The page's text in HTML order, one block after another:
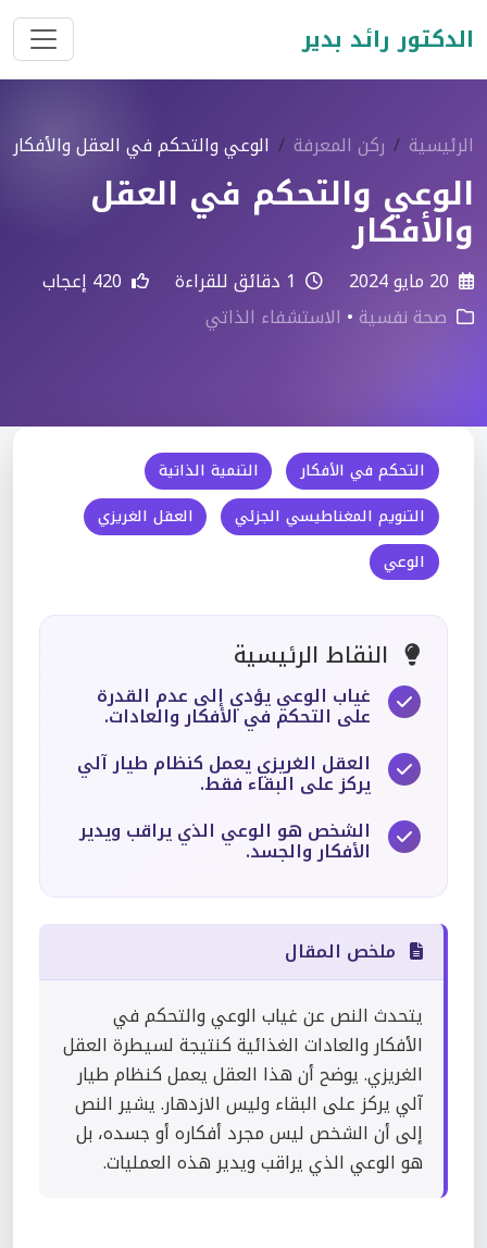
الدكتور رائد بدير
الرئيسية ركن المعرفة الوعي والتحكم في العقل والأفكار
الوعي والتحكم في العقل
والأفكار
صحة نفسية • الاستشفاء الذاتي
التحكم في الأفكار
التنمية الذاتية
التنويم المغناطيسي الجزئي
العقل الغريزي
الوعي
النقاط الرئيسية
غياب الوعي يؤدي إلى عدم القدرة
على التحكم في الأفكار والعادات.
العقل الغريزي يعمل كنظام طيار آلي
يركز على البقاء فقط.
الشخص هو الوعي الذي يراقب ويدير
الأفكار والجسد.
ملخص المقال
يتحدث النص عن غياب الوعي والتحكم في
الأفكار والعادات الغذائية كنتيجة لسيطرة العقل
الغريزي. يوضح أن هذا العقل يعمل كنظام طيار
آلي يركز على البقاء وليس الازدهار. يشير النص
إلى أن الشخص ليس مجرد أفكاره أو جسده، بل
هو الوعي الذي يراقب ويدير هذه العمليات.